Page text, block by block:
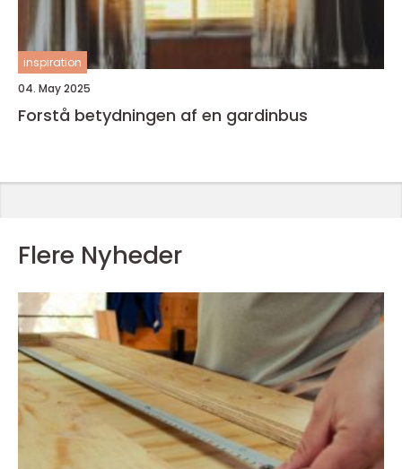
inspiration
04. May 2025
Forstå betydningen af en gardinbus
Flere Nyheder